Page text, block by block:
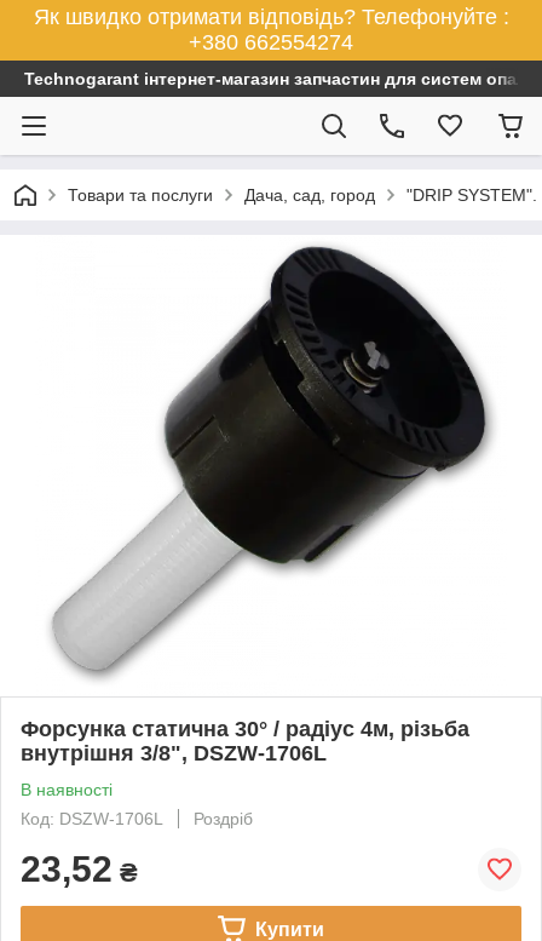
Як швидко отримати відповідь? Телефонуйте :
+380 662554274
Technogarant інтернет-магазин запчастин для систем
Товари та послуги Дача, сад, город "DRIP
Форсунка статична 30° / радіус 4м, різьба
внутрішня 3/8", DSZW-1706L
В наявності
Код: DSZW-1706L
Роздріб
23,52 ₴
Купити